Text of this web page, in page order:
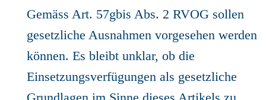
Gemäss Art. 57gbis Abs. 2 RVOG sollen
gesetzliche Ausnahmen vorgesehen werden
können. Es bleibt unklar, ob die
Einsetzungsverfügungen als gesetzliche